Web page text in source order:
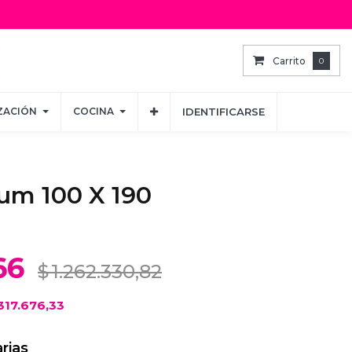
Carrito 0
COCINA IDENTIFICARSE
Carrito 0
COCINA IDENTIFICARSE
100 X 190
$1.262.330,82